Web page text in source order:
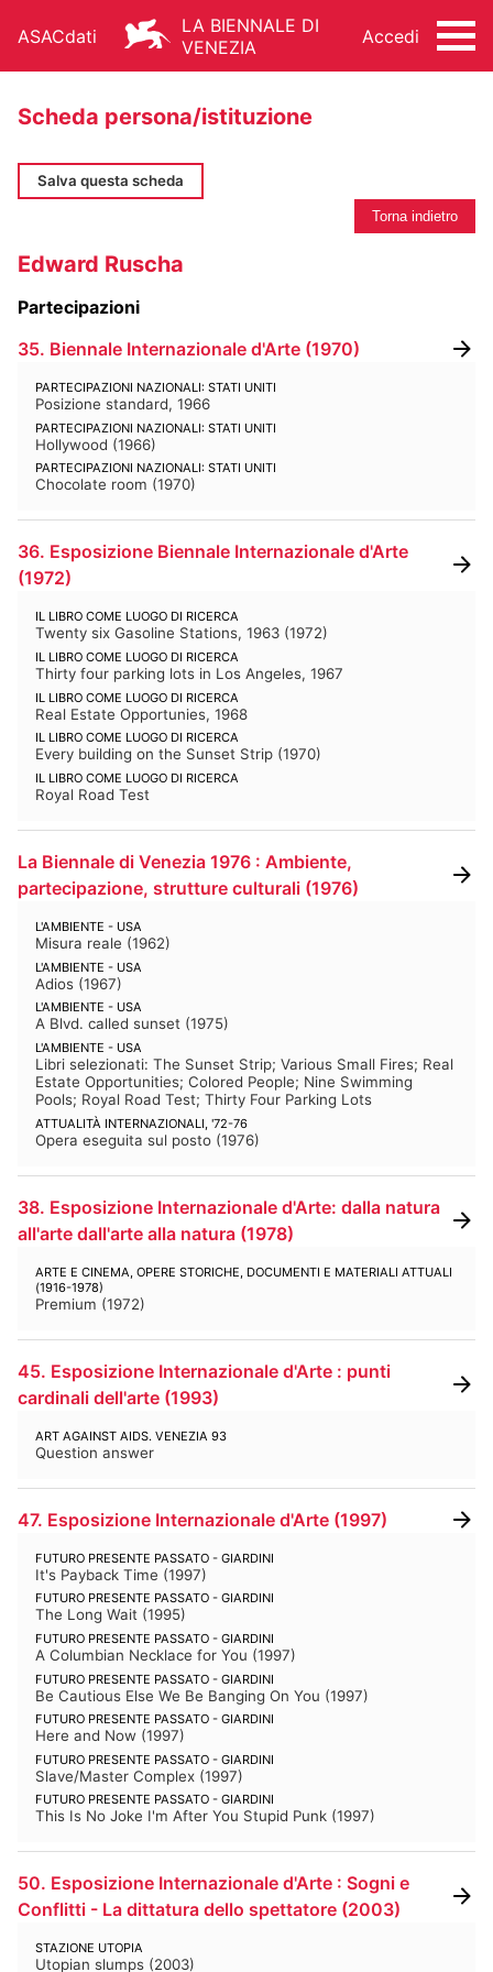
ASACdati
LA BIENNALE DI
VENEZIA
Accedi
ARCHITETTURA
DANZA
MUSICA
ALTRE ATTIVITÀ
FONDO STORICO
BIBLIOTECA E PERIODICI
CINETECA
FONDO ARTISTICO
MANIFESTI
MEDIATECA
RACCOLTA DOCUMENTARIA
RASSEGNA STAMPA
FONDI ESTERNI
Scheda persona/istituzione
Salva questa scheda
Torna indietro
Edward Ruscha
Partecipazioni
35. Biennale Internazionale d'Arte (1970)
PARTECIPAZIONI NAZIONALI: STATI UNITI
Posizione standard, 1966
PARTECIPAZIONI NAZIONALI: STATI UNITI
Hollywood (1966)
PARTECIPAZIONI NAZIONALI: STATI UNITI
Chocolate room (1970)
36. Esposizione Biennale Internazionale d'Arte
(1972)
IL LIBRO COME LUOGO DI RICERCA
Twenty six Gasoline Stations, 1963 (1972)
IL LIBRO COME LUOGO DI RICERCA
Thirty four parking lots in Los Angeles, 1967
IL LIBRO COME LUOGO DI RICERCA
Real Estate Opportunies, 1968
IL LIBRO COME LUOGO DI RICERCA
Every building on the Sunset Strip (1970)
IL LIBRO COME LUOGO DI RICERCA
Royal Road Test
La Biennale di Venezia 1976 : Ambiente,
partecipazione, strutture culturali (1976)
L'AMBIENTE - USA
Misura reale (1962)
L'AMBIENTE - USA
Adios (1967)
L'AMBIENTE - USA
A Blvd. called sunset (1975)
L'AMBIENTE - USA
Libri selezionati: The Sunset Strip; Various Small Fires; Real
Estate Opportunities; Colored People; Nine Swimming
Pools; Royal Road Test; Thirty Four Parking Lots
ATTUALITÀ INTERNAZIONALI, '72-76
Opera eseguita sul posto (1976)
38. Esposizione Internazionale d'Arte: dalla natura
all'arte dall'arte alla natura (1978)
ARTE E CINEMA, OPERE STORICHE, DOCUMENTI E MATERIALI ATTUALI
(1916-1978)
Premium (1972)
45. Esposizione Internazionale d'Arte : punti
cardinali dell'arte (1993)
ART AGAINST AIDS. VENEZIA 93
Question answer
47. Esposizione Internazionale d'Arte (1997)
FUTURO PRESENTE PASSATO - GIARDINI
It's Payback Time (1997)
FUTURO PRESENTE PASSATO - GIARDINI
The Long Wait (1995)
FUTURO PRESENTE PASSATO - GIARDINI
A Columbian Necklace for You (1997)
FUTURO PRESENTE PASSATO - GIARDINI
Be Cautious Else We Be Banging On You (1997)
FUTURO PRESENTE PASSATO - GIARDINI
Here and Now (1997)
FUTURO PRESENTE PASSATO - GIARDINI
Slave/Master Complex (1997)
FUTURO PRESENTE PASSATO - GIARDINI
This Is No Joke I'm After You Stupid Punk (1997)
50. Esposizione Internazionale d'Arte : Sogni e
Conflitti - La dittatura dello spettatore (2003)
STAZIONE UTOPIA
Utopian slumps (2003)